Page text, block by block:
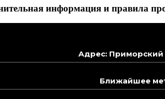
информация и правила
Адрес: Приморский
Ближайшее